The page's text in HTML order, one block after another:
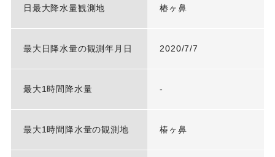
日最大降水量観測地 椿ヶ鼻
最大日降水量の観測年月日 2020/7/7
最大1時間降水量 -
最大1時間降水量の観測地 椿ヶ鼻